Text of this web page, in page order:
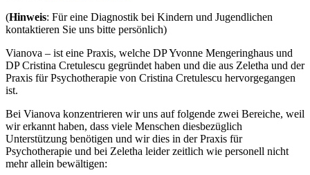
(Hinweis: Für eine Diagnostik bei Kindern und Jugendlichen
kontaktieren Sie uns bitte persönlich)
Vianova – ist eine Praxis, welche DP Yvonne Mengeringhaus und
DP Cristina Cretulescu gegründet haben und die aus Zeletha und der
Praxis für Psychotherapie von Cristina Cretulescu hervorgegangen
ist.
Bei Vianova konzentrieren wir uns auf folgende zwei Bereiche, weil
wir erkannt haben, dass viele Menschen diesbezüglich
Unterstützung benötigen und wir dies in der Praxis für
Psychotherapie und bei Zeletha leider zeitlich wie personell nicht
mehr allein bewältigen: